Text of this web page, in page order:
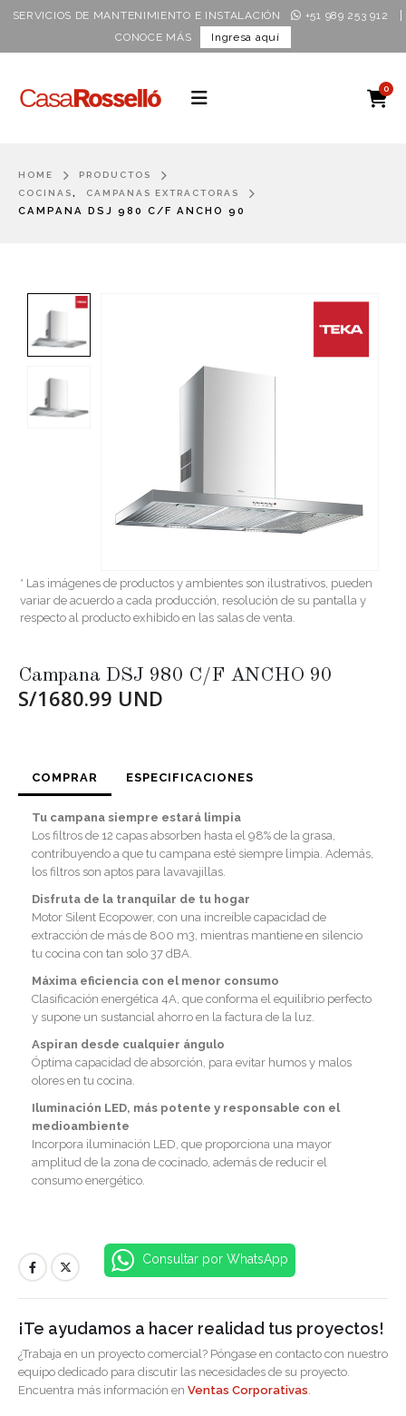
SERVICIOS DE MANTENIMIENTO E INSTALACIÓN +51 989 253 912
CONOCE MÁS Ingresa aquí
0
HOME
PRODUCTOS
COCINAS, CAMPANAS EXTRACTORAS
CAMPANA DSJ 980 C/F ANCHO 90
* Las imágenes de productos y ambientes son ilustrativos, pueden
variar de acuerdo a cada producción, resolución de su pantalla y
respecto al producto exhibido en las salas de venta.
Campana DSJ 980 C/F ANCHO 90
S/1680.99 UND
COMPRAR ESPECIFICACIONES
Tu campana siempre estará limpia
Los filtros de 12 capas absorben hasta el 98% de la grasa,
contribuyendo a que tu campana esté siempre limpia. Además,
los filtros son aptos para lavavajillas.
Disfruta de la tranquilar de tu hogar
Motor Silent Ecopower, con una increíble capacidad de
extracción de más de 800 m3, mientras mantiene en silencio
tu cocina con tan solo 37 dBA.
Máxima eficiencia con el menor consumo
Clasificación energética 4A, que conforma el equilibrio perfecto
y supone un sustancial ahorro en la factura de la luz.
Aspiran desde cualquier ángulo
Óptima capacidad de absorción, para evitar humos y malos
olores en tu cocina.
Iluminación LED, más potente y responsable con el
medioambiente
Incorpora iluminación LED, que proporciona una mayor
amplitud de la zona de cocinado, además de reducir el
consumo energético.
Consultar por WhatsApp
¡Te ayudamos a hacer realidad tus proyectos!
¿Trabaja en un proyecto comercial? Póngase en contacto con nuestro
equipo dedicado para discutir las necesidades de su proyecto.
Encuentra más información en Ventas Corporativas.